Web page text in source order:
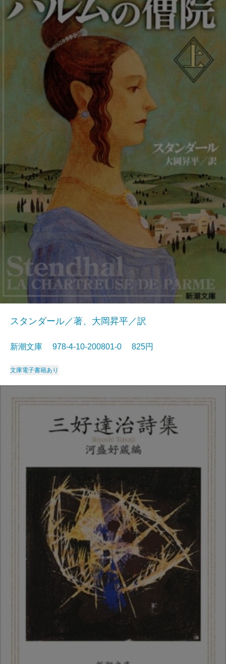
スタンダール／著、大岡昇平／訳
新潮文庫 978-4-10-200801-0 825円
文庫電子書籍あり